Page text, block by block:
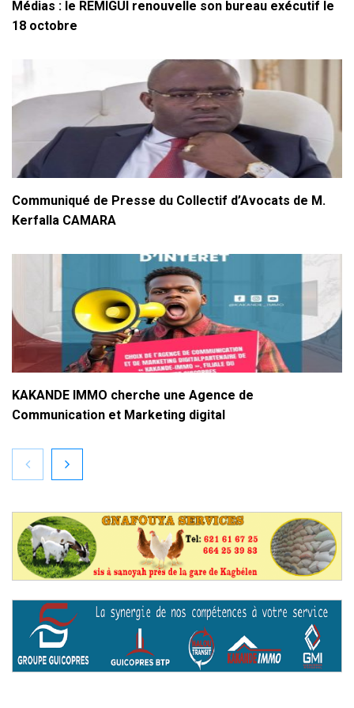
Médias : le REMIGUI renouvelle son bureau exécutif le
18 octobre
Communiqué de Presse du Collectif d’Avocats de M.
Kerfalla CAMARA
KAKANDE IMMO cherche une Agence de
Communication et Marketing digital